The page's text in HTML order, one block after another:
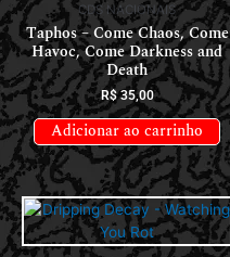
CDS NACIONAIS
Taphos – Come Chaos, Come
Havoc, Come Darkness and
Death
R$35,00
Adicionar ao carrinho